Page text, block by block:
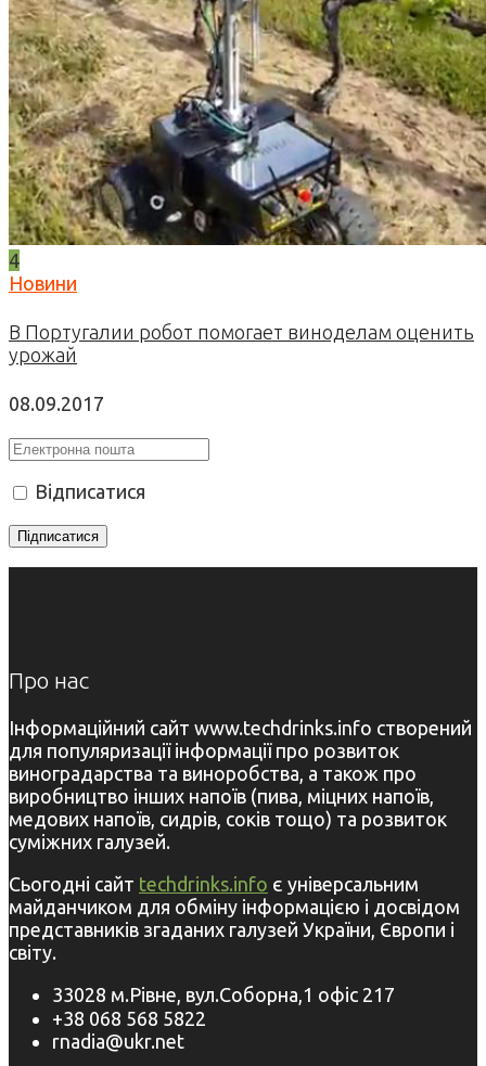
4
Новини
В Португалии робот помогает виноделам оценить
урожай
08.09.2017
Відписатися
Про нас
Інформаційний сайт www.techdrinks.info створений
для популяризації інформації про розвиток
виноградарства та виноробства, а також про
виробництво інших напоїв (пива, міцних напоїв,
медових напоїв, сидрів, соків тощо) та розвиток
суміжних галузей.
Сьогодні сайт techdrinks.info є універсальним
майданчиком для обміну інформацією і досвідом
представників згаданих галузей України, Європи і
світу.
33028 м.Рівне, вул.Соборна,1 офіс 217
+38 068 568 5822
rnadia@ukr.net